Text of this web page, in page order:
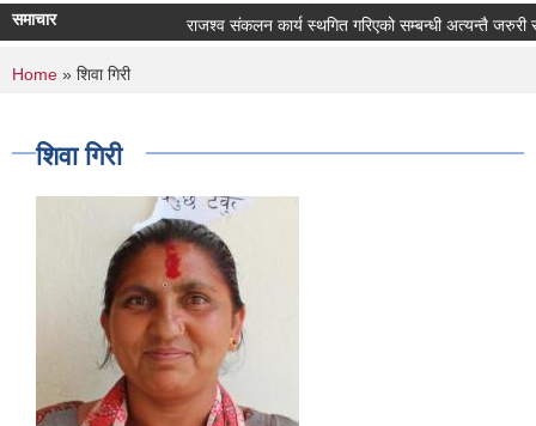
समाचार राजश्व संकलन कार्य स्थगित गरिएको सम्बन्धी अत्यन्तै जरुरी
You are here
Home » शिवा गिरी
शिवा गिरी